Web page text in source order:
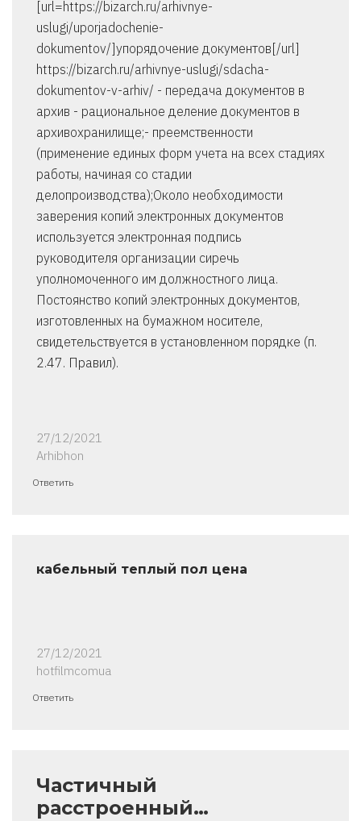
[url=https://bizarch.ru/arhivnye-
uslugi/uporjadochenie-
dokumentov/]упорядочение документов[/url]
https://bizarch.ru/arhivnye-uslugi/sdacha-
dokumentov-v-arhiv/ - передача документов в
архив - рациональное деление документов в
архивохранилище;- преемственности
(применение единых форм учета на всех стадиях
работы, начиная со стадии
делопроизводства);Около необходимости
заверения копий электронных документов
используется электронная подпись
руководителя организации сиречь
уполномоченного им должностного лица.
Постоянство копий электронных документов,
изготовленных на бумажном носителе,
свидетельствуется в установленном порядке (п.
2.47. Правил).
27/12/2021
Arhibhon
Ответить
кабельный теплый пол цена
27/12/2021
hotfilmcomua
Ответить
Частичный
расстроенный…